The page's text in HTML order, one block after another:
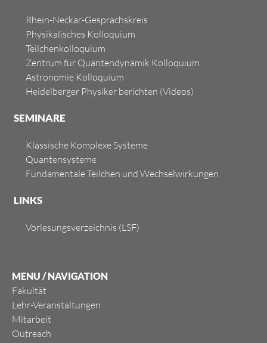
Rhein-Neckar-Gesprächskreis
Physikalisches Kolloquium
Teilchenkolloquium
Zentrum für Quantendynamik Kolloquium
Astronomie Kolloquium
Heidelberger Physiker berichten (Videos)
SEMINARE
Klassische Komplexe Systeme
Quantensysteme
Fundamentale Teilchen und Wechselwirkungen
LINKS
Vorlesungsverzeichnis (LSF)
MENU / NAVIGATION
Fakultät
Lehr-Veranstaltungen
Mitarbeit
Outreach